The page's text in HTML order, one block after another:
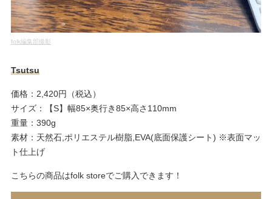
folk編集部撮影
Tsutsu
価格：2,420円（税込）
サイズ：【S】幅85×奥行き85×高さ110mm
重量：390g
素材：天然石,ポリエステル樹脂,EVA(底面保護シート) ※表面マッ
ト仕上げ
こちらの商品はfolk storeでご購入できます！